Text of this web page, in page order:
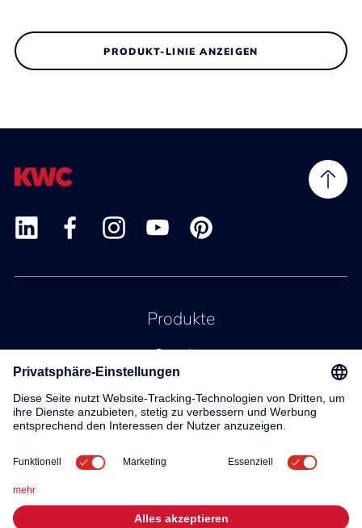
PRODUKT-LINIE ANZEIGEN
Produkte
Service
Kontakt
Über uns